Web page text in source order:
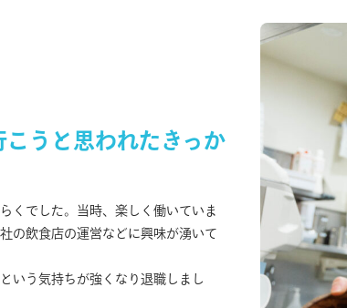
うと思われたきっか
くでした。当時、楽しく働いていま
の飲食店の運営などに興味が湧いて
いう気持ちが強くなり退職しまし